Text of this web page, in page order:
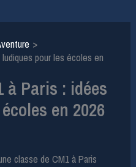
pour les écoles en
à Paris : idées
en 2026
classe de CM1 à Paris